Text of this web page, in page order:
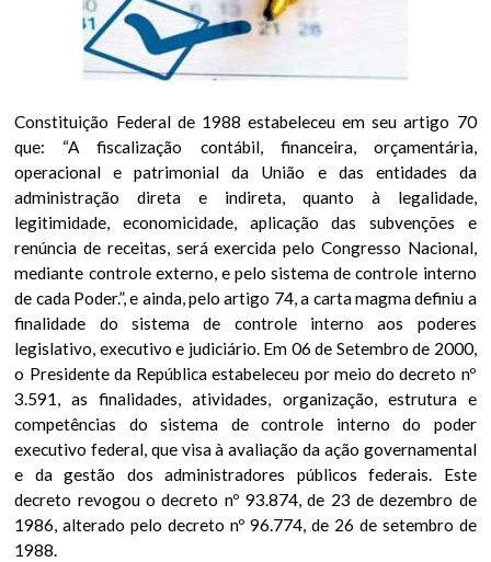
Constituição Federal de 1988 estabeleceu em seu artigo 70
que: “A fiscalização contábil, financeira, orçamentária,
operacional e patrimonial da União e das entidades da
administração direta e indireta, quanto à legalidade,
legitimidade, economicidade, aplicação das subvenções e
renúncia de receitas, será exercida pelo Congresso Nacional,
mediante controle externo, e pelo sistema de controle interno
de cada Poder.”, e ainda, pelo artigo 74, a carta magma definiu a
finalidade do sistema de controle interno aos poderes
legislativo, executivo e judiciário. Em 06 de Setembro de 2000,
o Presidente da República estabeleceu por meio do decreto nº
3.591, as finalidades, atividades, organização, estrutura e
competências do sistema de controle interno do poder
executivo federal, que visa à avaliação da ação governamental
e da gestão dos administradores públicos federais. Este
decreto revogou o decreto nº 93.874, de 23 de dezembro de
1986, alterado pelo decreto nº 96.774, de 26 de setembro de
1988.